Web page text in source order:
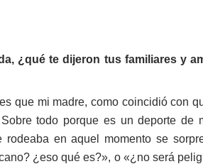
¿qué te dijeron tus familiares y
que mi madre, como coincidió con
todo porque es un deporte de
en aquel momento se
¿eso qué es?», o «¿no será